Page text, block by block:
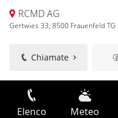
RCMD AG
Gertwies 33, 8500 Frauenfeld TG
Chiamate
Elenco Meteo